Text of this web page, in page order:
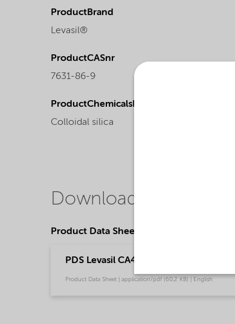
ProductBrand
Levasil®
ProductCASnr
7631-86-9
ProductChemicalsName
Colloidal silica
Downloads
Product Data Sheets
PDS Levasil CA425 H (English)
Product Data Sheet | application/pdf (60,2 KB) | English